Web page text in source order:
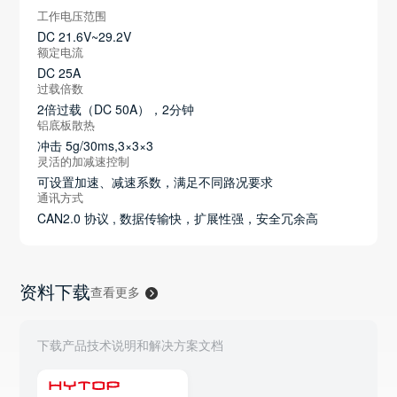
工作电压范围
DC 21.6V~29.2V
额定电流
DC 25A
过载倍数
2倍过载（DC 50A），2分钟
铝底板散热
冲击 5g/30ms,3×3×3
灵活的加减速控制
可设置加速、减速系数，满足不同路况要求
通讯方式
CAN2.0 协议 , 数据传输快，扩展性强，安全冗余高
资料下载查看更多
下载产品技术说明和解决方案文档